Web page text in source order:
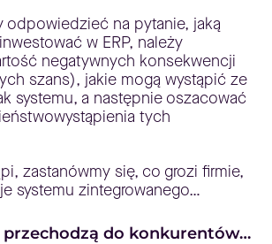
odpowiedzieć na pytanie, jaką
w ERP, należy
negatywnych konsekwencji
szans), jakie mogą wystąpić ze
systemu, a następnie oszacować
tych
zastanówmy się, co grozi firmie,
systemu zintegrowanego…
do konkurentów…